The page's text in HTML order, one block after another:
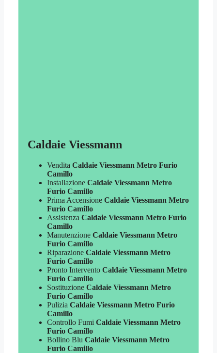
Caldaie Viessmann
Vendita Caldaie Viessmann Metro Furio
Camillo
Installazione Caldaie Viessmann Metro
Furio Camillo
Prima Accensione Caldaie Viessmann Metro
Furio Camillo
Assistenza Caldaie Viessmann Metro Furio
Camillo
Manutenzione Caldaie Viessmann Metro
Furio Camillo
Riparazione Caldaie Viessmann Metro
Furio Camillo
Pronto Intervento Caldaie Viessmann Metro
Furio Camillo
Sostituzione Caldaie Viessmann Metro
Furio Camillo
Pulizia Caldaie Viessmann Metro Furio
Camillo
Controllo Fumi Caldaie Viessmann Metro
Furio Camillo
Bollino Blu Caldaie Viessmann Metro
Furio Camillo